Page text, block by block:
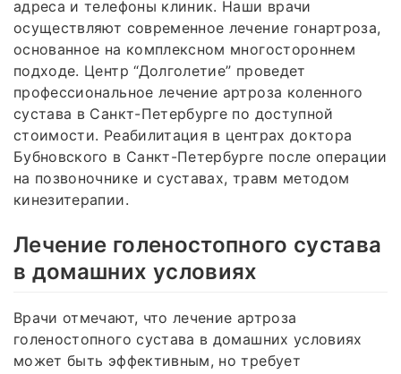
адреса и телефоны клиник. Наши врачи
осуществляют современное лечение гонартроза,
основанное на комплексном многостороннем
подходе. Центр “Долголетие” проведет
профессиональное лечение артроза коленного
сустава в Санкт-Петербурге по доступной
стоимости. Реабилитация в центрах доктора
Бубновского в Санкт-Петербурге после операции
на позвоночнике и суставах, травм методом
кинезитерапии.
Лечение голеностопного сустава
в домашних условиях
Врачи отмечают, что лечение артроза
голеностопного сустава в домашних условиях
может быть эффективным, но требует